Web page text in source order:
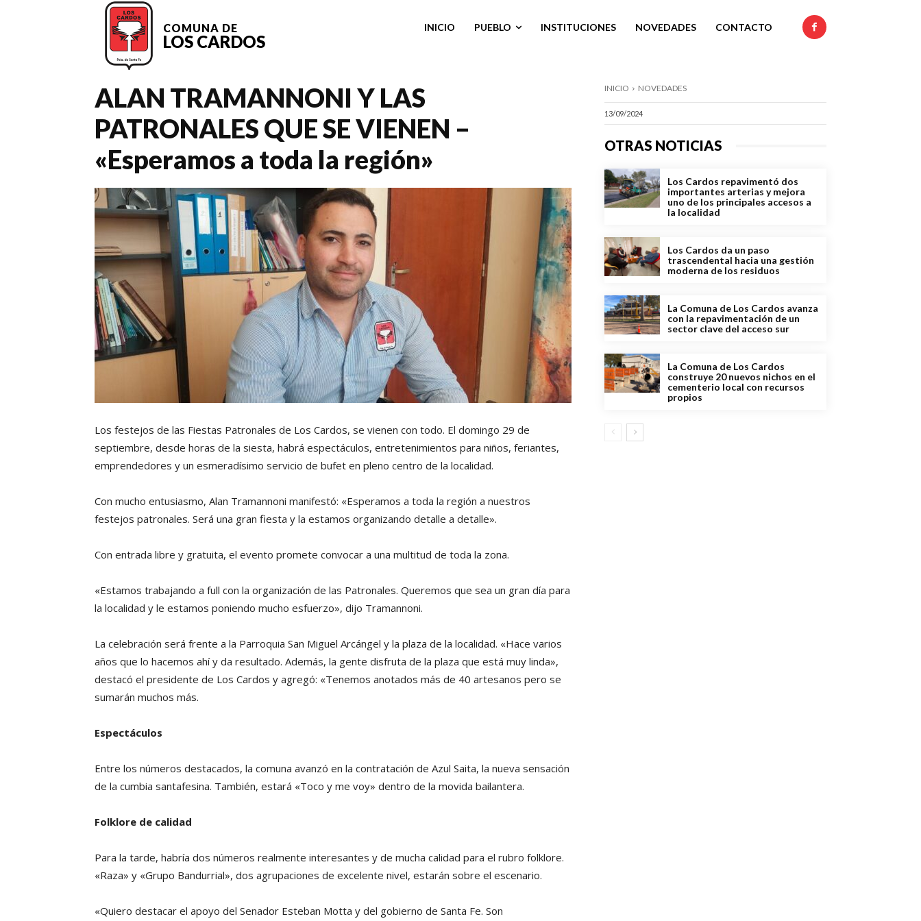
COMUNA DE
LOS CARDOS
INICIO PUEBLO INSTITUCIONES NOVEDADES CONTACTO
ALAN TRAMANNONI Y LAS
PATRONALES QUE SE VIENEN –
«Esperamos a toda la región»
Los festejos de las Fiestas Patronales de Los Cardos, se vienen con todo. El domingo 29 de
septiembre, desde horas de la siesta, habrá espectáculos, entretenimientos para niños, feriantes,
emprendedores y un esmeradísimo servicio de bufet en pleno centro de la localidad.
Con mucho entusiasmo, Alan Tramannoni manifestó: «Esperamos a toda la región a nuestros
festejos patronales. Será una gran fiesta y la estamos organizando detalle a detalle».
Con entrada libre y gratuita, el evento promete convocar a una multitud de toda la zona.
«Estamos trabajando a full con la organización de las Patronales. Queremos que sea un gran día para
la localidad y le estamos poniendo mucho esfuerzo», dijo Tramannoni.
La celebración será frente a la Parroquia San Miguel Arcángel y la plaza de la localidad. «Hace varios
años que lo hacemos ahí y da resultado. Además, la gente disfruta de la plaza que está muy linda»,
destacó el presidente de Los Cardos y agregó: «Tenemos anotados más de 40 artesanos pero se
sumarán muchos más.
Espectáculos
Entre los números destacados, la comuna avanzó en la contratación de Azul Saita, la nueva sensación
de la cumbia santafesina. También, estará «Toco y me voy» dentro de la movida bailantera.
Folklore de calidad
Para la tarde, habría dos números realmente interesantes y de mucha calidad para el rubro folklore.
«Raza» y «Grupo Bandurrial», dos agrupaciones de excelente nivel, estarán sobre el escenario.
«Quiero destacar el apoyo del Senador Esteban Motta y del gobierno de Santa Fe. Son
INICIO NOVEDADES
13/09/2024
OTRAS NOTICIAS
Los Cardos repavimentó dos
importantes arterias y mejora
uno de los principales accesos a
la localidad
Los Cardos da un paso
trascendental hacia una gestión
moderna de los residuos
La Comuna de Los Cardos avanza
con la repavimentación de un
sector clave del acceso sur
La Comuna de Los Cardos
construye 20 nuevos nichos en el
cementerio local con recursos
propios